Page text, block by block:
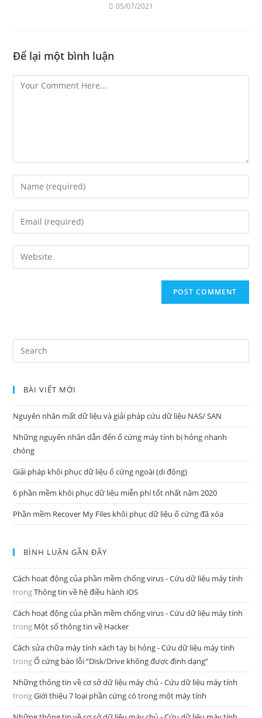
05/07/2021
Để lại một bình luận
Comment
Enter
your
name
Enter
your
email
Enter
your
BÀI VIẾT MỚI
Nguyên nhân mất dữ liệu và giải pháp cứu dữ liệu NAS/ SAN
Những nguyên nhân dẫn đến ổ cứng máy tính bị hỏng nhanh
chóng
Giải pháp khôi phục dữ liệu ổ cứng ngoài (di động)
6 phần mềm khôi phục dữ liệu miễn phí tốt nhất năm 2020
Phần mềm Recover My Files khôi phục dữ liệu ổ cứng đã xóa
BÌNH LUẬN GẦN ĐÂY
Cách hoạt động của phần mềm chống virus - Cứu dữ liệu máy tính
trongThông tin về hệ điều hành iOS
Cách hoạt động của phần mềm chống virus - Cứu dữ liệu máy tính
trong Một số thông tin về Hacker
Cách sửa chữa máy tính xách tay bị hỏng - Cứu dữ liệu máy tính
trongỔ cứng báo lỗi “Disk/Drive không được định dạng”
Những thông tin về cơ sở dữ liệu máy chủ - Cứu dữ liệu máy tính
trongGiới thiệu 7 loại phần cứng có trong một máy tính